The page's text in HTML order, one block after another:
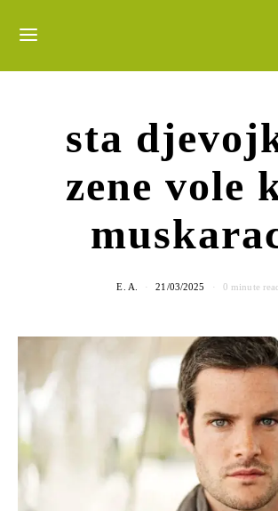
sta
zene vole
E. A. 21/03/2025 0 minute